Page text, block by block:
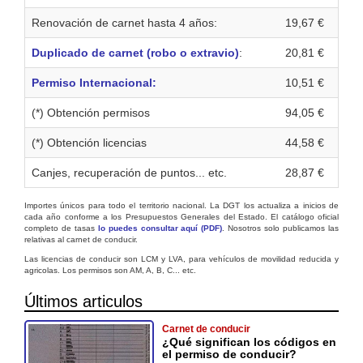
Renovación de carnet hasta 4 años: 19,67 €
Duplicado de carnet (robo o extravio): 20,81 €
Permiso Internacional: 10,51 €
(*) Obtención permisos 94,05 €
(*) Obtención licencias 44,58 €
Canjes, recuperación de puntos... etc. 28,87 €
Importes únicos para todo el territorio nacional. La DGT los actualiza a inicios de
cada año conforme a los Presupuestos Generales del Estado. El catálogo oficial
completo de tasas lo puedes consultar aquí (PDF) . Nosotros solo publicamos las
relativas al carnet de conducir.
Las licencias de conducir son LCM y LVA, para vehículos de movilidad reducida y
agricolas. Los permisos son AM, A, B, C... etc.
Últimos articulos
Carnet de conducir
¿Qué significan los códigos en
el permiso de conducir?